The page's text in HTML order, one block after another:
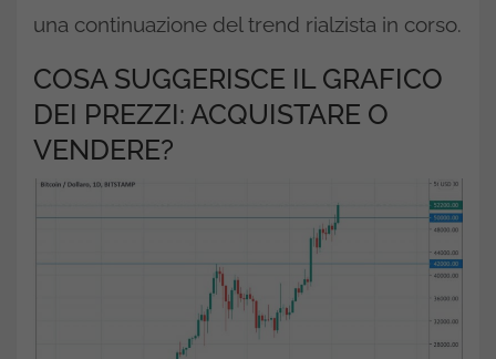
una continuazione del trend rialzista in corso.
COSA SUGGERISCE IL GRAFICO
DEI PREZZI: ACQUISTARE O
VENDERE?